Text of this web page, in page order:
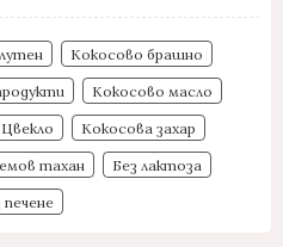
Кокосово брашно
Кокосово масло
Цвекло Кокосова захар
тахан Без лактоза
печене